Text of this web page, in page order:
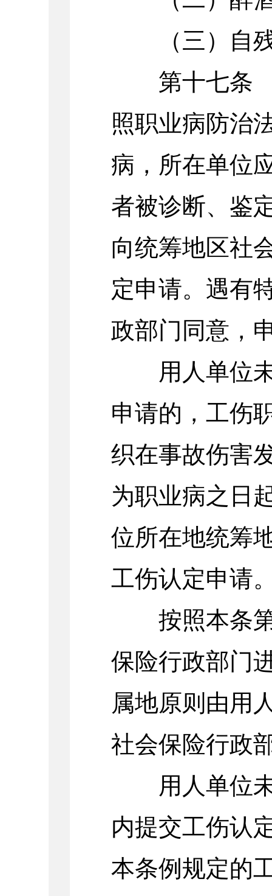
（三）自残
第十七条
照职业病防治
病，所在单位
者被诊断、鉴
向统筹地区社
定申请。遇有
政部门同意，
用人单位未
申请的，工伤
织在事故伤害
为职业病之日
位所在地统筹
工伤认定申请
按照本条第
保险行政部门
属地原则由用
社会保险行政
用人单位未
内提交工伤认
本条例规定的